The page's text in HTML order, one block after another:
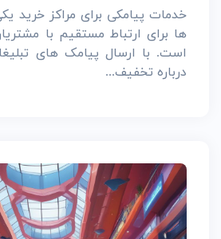
خدمات پیامکی برای مراکز خرید
ها برای ارتباط مستقیم با
است. با ارسال پیامک های
درباره تخفیف...